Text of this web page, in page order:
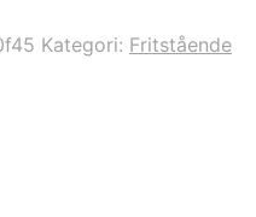
kr..
Kategori: Fritstående